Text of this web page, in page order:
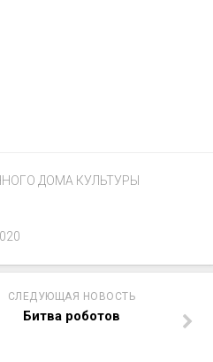
ДОМА КУЛЬТУРЫ
СЛЕДУЮЩАЯ НОВОСТЬ
Битва роботов